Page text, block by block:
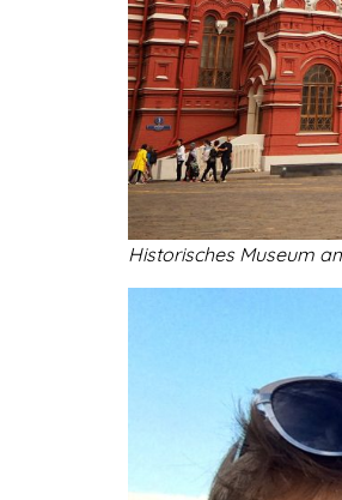
Historisches Museum